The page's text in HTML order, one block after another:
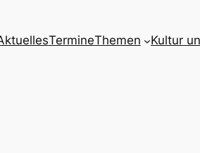
TermineThemen Kultur